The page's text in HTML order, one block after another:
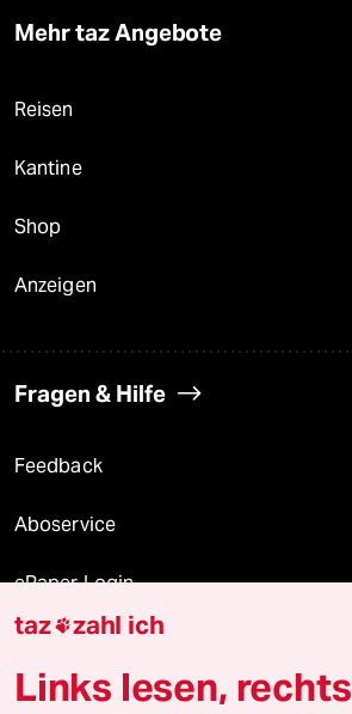
Mehr taz Angebote
Reisen
Kantine
Shop
Anzeigen
Fragen & Hilfe
Feedback
Aboservice
ePaper Login
Downloads für Abonnierende
taz zahl ich
Links lesen, rechts